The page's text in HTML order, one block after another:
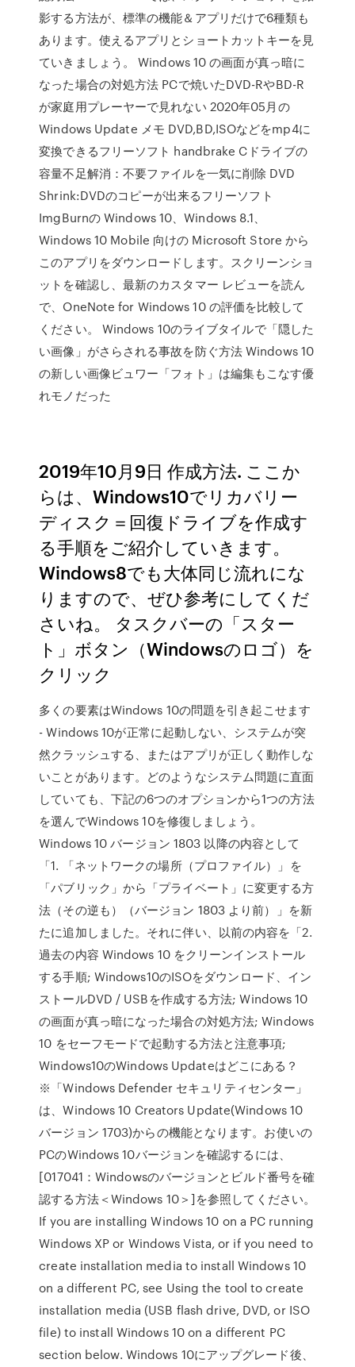
影する方法が、標準の機能＆アプリだけで6種類も
あります。使えるアプリとショートカットキーを見
ていきましょう。 Windows 10 の画面が真っ暗に
なった場合の対処方法 PCで焼いたDVD-RやBD-R
が家庭用プレーヤーで見れない 2020年05月の
Windows Update メモ DVD,BD,ISOなどをmp4に
変換できるフリーソフト handbrake Cドライブの
容量不足解消：不要ファイルを一気に削除 DVD
Shrink:DVDのコピーが出来るフリーソフト
ImgBurnの Windows 10、Windows 8.1、
Windows 10 Mobile 向けの Microsoft Store から
このアプリをダウンロードします。スクリーンショ
ットを確認し、最新のカスタマー レビューを読ん
で、OneNote for Windows 10 の評価を比較して
ください。 Windows 10のライブタイルで「隠した
い画像」がさらされる事故を防ぐ方法 Windows 10
の新しい画像ビュワー「フォト」は編集もこなす優
れモノだった
2019年10月9日 作成方法. ここか
らは、Windows10でリカバリー
ディスク＝回復ドライブを作成す
る手順をご紹介していきます。
Windows8でも大体同じ流れにな
りますので、ぜひ参考にしてくだ
さいね。 タスクバーの「スター
ト」ボタン（Windowsのロゴ）を
クリック
多くの要素はWindows 10の問題を引き起こせます
- Windows 10が正常に起動しない、システムが突
然クラッシュする、またはアプリが正しく動作しな
いことがあります。どのようなシステム問題に直面
していても、下記の6つのオプションから1つの方法
を選んでWindows 10を修復しましょう。
Windows 10 バージョン 1803 以降の内容として
「1. 「ネットワークの場所（プロファイル）」を
「パブリック」から「プライベート」に変更する方
法（その逆も）（バージョン 1803 より前）」を新
たに追加しました。それに伴い、以前の内容を「2.
過去の内容 Windows 10 をクリーンインストール
する手順; Windows10のISOをダウンロード、イン
ストールDVD / USBを作成する方法; Windows 10
の画面が真っ暗になった場合の対処方法; Windows
10 をセーフモードで起動する方法と注意事項;
Windows10のWindows Updateはどこにある？
※「Windows Defender セキュリティセンター」
は、Windows 10 Creators Update(Windows 10
バージョン 1703)からの機能となります。お使いの
PCのWindows 10バージョンを確認するには、
[017041：Windowsのバージョンとビルド番号を確
認する方法＜Windows 10＞]を参照してください。
If you are installing Windows 10 on a PC running
Windows XP or Windows Vista, or if you need to
create installation media to install Windows 10
on a different PC, see Using the tool to create
installation media (USB flash drive, DVD, or ISO
file) to install Windows 10 on a different PC
section below. Windows 10にアップグレード後、